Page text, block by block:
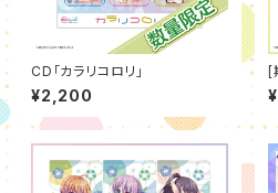
CD「カラリコロリ」
¥2,200
[